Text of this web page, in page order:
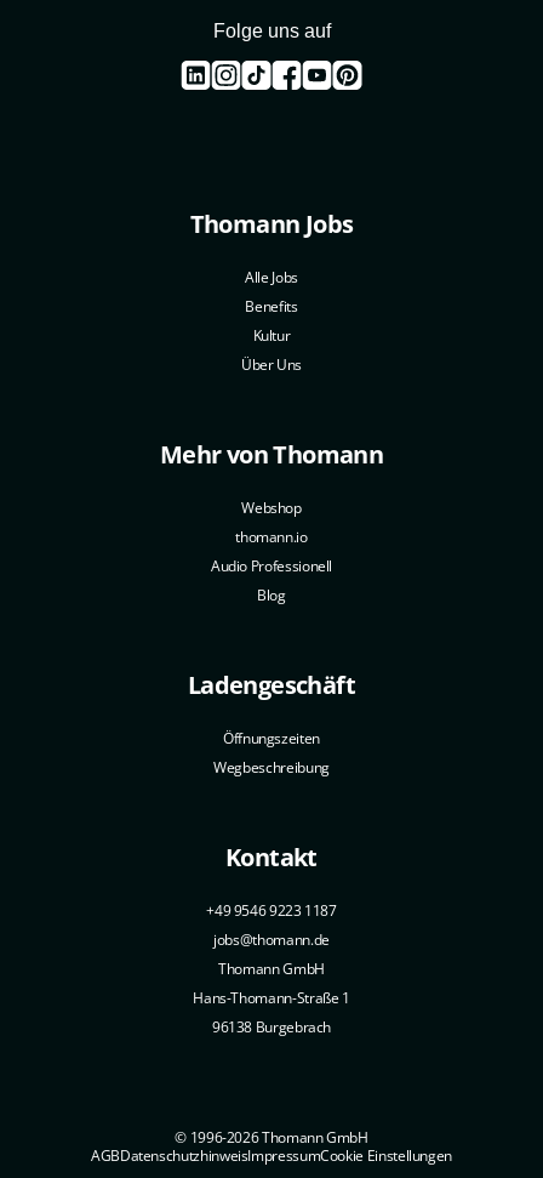
Folge uns auf
Thomann Jobs
Alle Jobs
Benefits
Kultur
Über Uns
Mehr von Thomann
Webshop
thomann.io
Audio Professionell
Blog
Ladengeschäft
Öffnungszeiten
Wegbeschreibung
Kontakt
+49 9546 9223 1187
jobs@thomann.de
Thomann GmbH
Hans-Thomann-Straße 1
96138 Burgebrach
© 1996-2026 Thomann GmbH
AGBDatenschutzhinweisImpressumCookie Einstellungen